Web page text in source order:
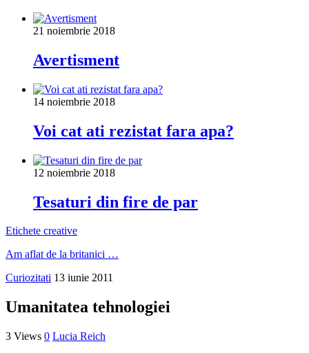
21 noiembrie 2018
Avertisment
14 noiembrie 2018
Voi cat ati rezistat fara apa?
12 noiembrie 2018
Tesaturi din fire de par
Etichete creative
Am aflat de la britanici …
Curiozitati 13 iunie 2011
Umanitatea tehnologiei
3 Views 0 Lucia Reich